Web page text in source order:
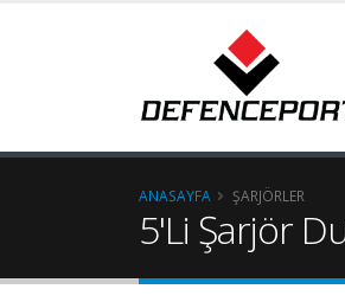
ANASAYFA ŞARJÖRLER
5'Li Şarjör